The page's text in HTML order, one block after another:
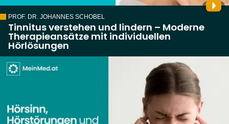
PROF. DR. JOHANNES SCHOBEL
Tinnitus verstehen und lindern – Moderne
Therapieansätze mit individuellen
Hörlösungen